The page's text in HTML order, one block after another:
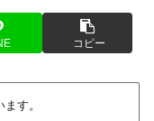
コピー
す。